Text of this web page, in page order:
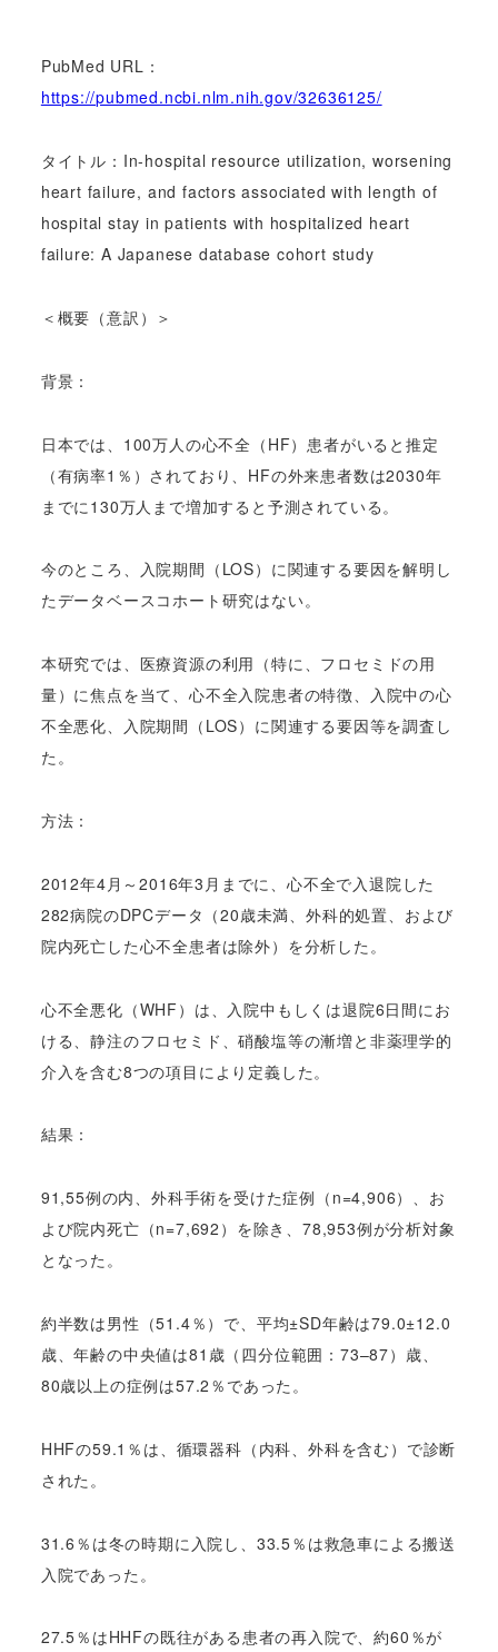
PubMed URL：
https://pubmed.ncbi.nlm.nih.gov/32636125/
タイトル：In-hospital resource utilization, worsening
heart failure, and factors associated with length of
hospital stay in patients with hospitalized heart
failure: A Japanese database cohort study
＜概要（意訳）＞
背景：
日本では、100万人の心不全（HF）患者がいると推定
（有病率1％）されており、HFの外来患者数は2030年
までに130万人まで増加すると予測されている。
今のところ、入院期間（LOS）に関連する要因を解明し
たデータベースコホート研究はない。
本研究では、医療資源の利用（特に、フロセミドの用
量）に焦点を当て、心不全入院患者の特徴、入院中の心
不全悪化、入院期間（LOS）に関連する要因等を調査し
た。
方法：
2012年4月～2016年3月までに、心不全で入退院した
282病院のDPCデータ（20歳未満、外科的処置、および
院内死亡した心不全患者は除外）を分析した。
心不全悪化（WHF）は、入院中もしくは退院6日間にお
ける、静注のフロセミド、硝酸塩等の漸増と非薬理学的
介入を含む8つの項目により定義した。
結果：
91,55例の内、外科手術を受けた症例（n=4,906）、お
よび院内死亡（n=7,692）を除き、78,953例が分析対象
となった。
約半数は男性（51.4％）で、平均±SD年齢は79.0±12.0
歳、年齢の中央値は81歳（四分位範囲：73–87）歳、
80歳以上の症例は57.2％であった。
HHFの59.1％は、循環器科（内科、外科を含む）で診断
された。
31.6％は冬の時期に入院し、33.5％は救急車による搬送
入院であった。
27.5％はHHFの既往がある患者の再入院で、約60％が